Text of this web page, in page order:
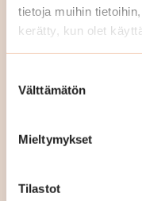
tietoja muihin
kerätty, kun olet
valinta
Välttämätön
Mieltymykset
Tilastot
Pyydä
Täytä ja lähetä